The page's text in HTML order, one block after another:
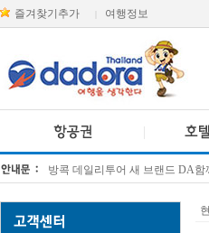
즐겨찾기추가 여행정보
방콕 데일리투어 새 브랜드 DA